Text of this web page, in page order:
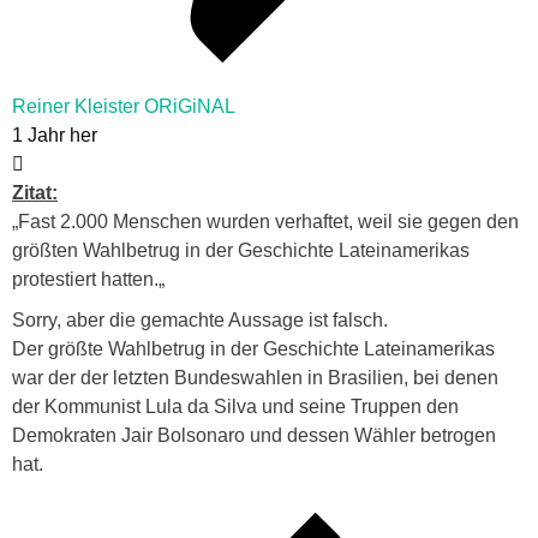
Reiner Kleister ORiGiNAL
1 Jahr her
Zitat:
„Fast 2.000 Menschen wurden verhaftet, weil sie gegen den
größten Wahlbetrug in der Geschichte Lateinamerikas
protestiert hatten.„
Sorry, aber die gemachte Aussage ist falsch.
Der größte Wahlbetrug in der Geschichte Lateinamerikas
war der der letzten Bundeswahlen in Brasilien, bei denen
der Kommunist Lula da Silva und seine Truppen den
Demokraten Jair Bolsonaro und dessen Wähler betrogen
hat.